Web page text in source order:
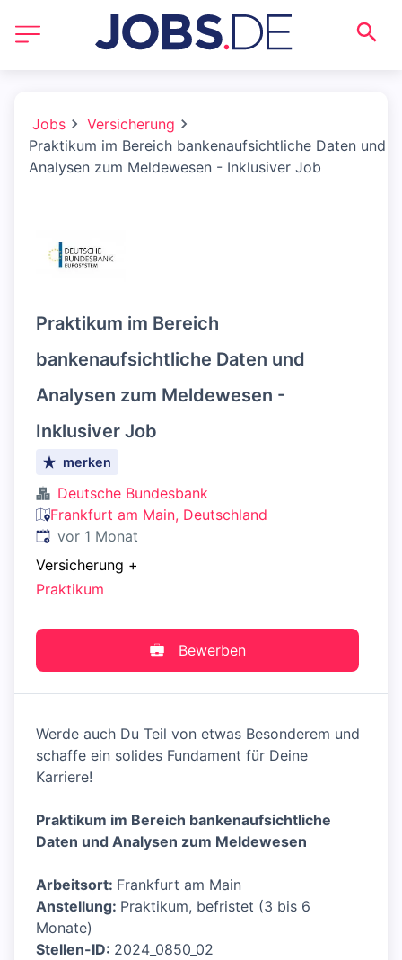
Jobs
Versicherung
Praktikum im Bereich bankenaufsichtliche Daten und
Analysen zum Meldewesen - Inklusiver Job
Praktikum im Bereich
bankenaufsichtliche Daten und
Analysen zum Meldewesen -
Inklusiver Job
merken
Deutsche Bundesbank
Frankfurt am Main, Deutschland
Veröffentlicht:
vor 1 Monat
Versicherung +
Praktikum
Bewerben
Werde auch Du Teil von etwas Besonderem und
schaffe ein solides Fundament für Deine
Karriere!
Praktikum im Bereich bankenaufsichtliche
Daten und Analysen zum Meldewesen
Arbeitsort: Frankfurt am Main
Anstellung: Praktikum, befristet (3 bis 6
Monate)
Stellen-ID: 2024_0850_02